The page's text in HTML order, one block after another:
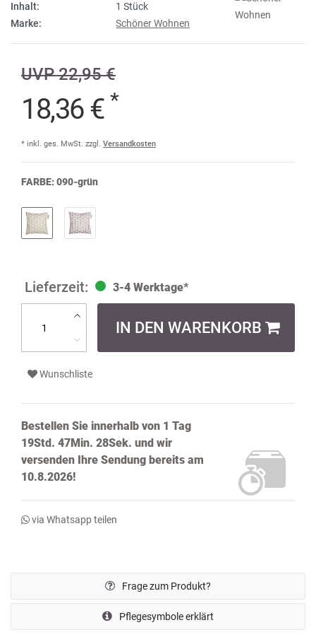
Inhalt:
1 Stück
Marke:
Schöner Wohnen
UVP 22,95 €
18,36 € *
* inkl. ges. MwSt. zzgl. Versandkosten
FARBE:090-grün
3-4 Werktage*
IN DEN WARENKORB
Wunschliste
Bestellen Sie innerhalb von 1 Tag
19Std. 47Min. 27Sek. und wir
versenden Ihre Sendung bereits am
10.8.2026!
via Whatsapp teilen
Frage zum Produkt?
Pflegesymbole erklärt